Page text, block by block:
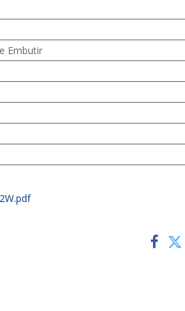
Embutir